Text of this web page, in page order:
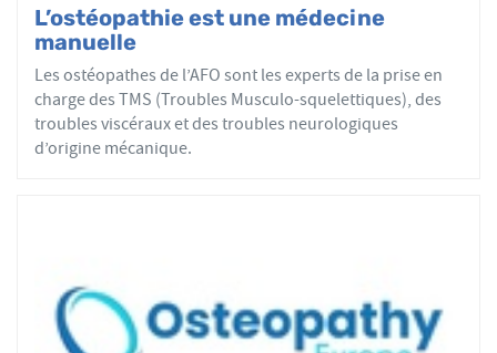
Santé et sont enregistrés dans l’Annuaire Santé pour
avoir le droit d'user du titre d’ostéopathe et d'exercer les
actes ostéopathiques.
L’ostéopathie est une médecine
manuelle
Les ostéopathes de l’AFO sont les experts de la prise en
charge des TMS (Troubles Musculo-squelettiques), des
troubles viscéraux et des troubles neurologiques
d’origine mécanique.